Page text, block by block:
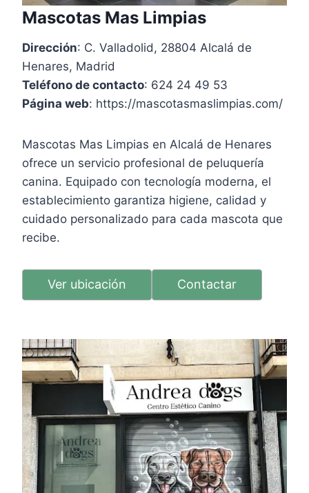
Mascotas Mas Limpias
Dirección: C. Valladolid, 28804 Alcalá de
Henares, Madrid
Teléfono de contacto: 624 24 49 53
Página web: https://mascotasmaslimpias.com/
Mascotas Mas Limpias en Alcalá de Henares
ofrece un servicio profesional de peluquería
canina. Equipado con tecnología moderna, el
establecimiento garantiza higiene, calidad y
cuidado personalizado para cada mascota que
recibe.
Ver ubicación Contactar